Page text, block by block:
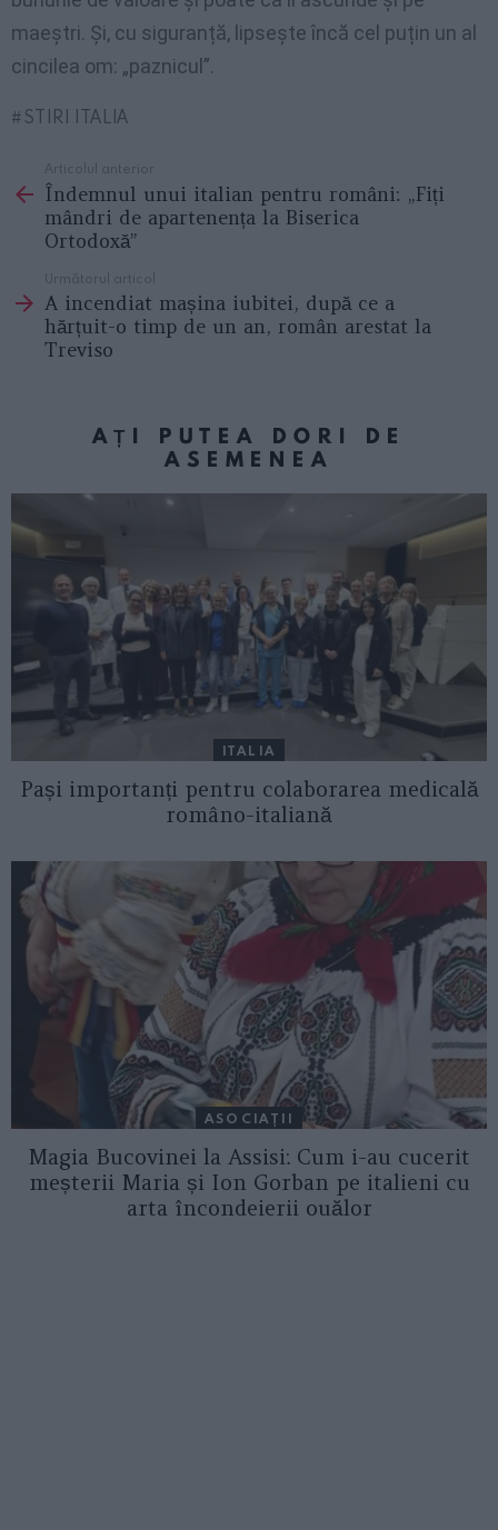
maeștri. Și, cu siguranță, lipsește încă cel puțin un al
cincilea om: „paznicul”.
STIRI ITALIA
more
Articolul anterior
Îndemnul unui italian pentru români: „Fiți
mândri de apartenența la Biserica
Ortodoxă”
Următorul articol
A incendiat mașina iubitei, după ce a
hărțuit-o timp de un an, român arestat la
Treviso
AȚI PUTEA DORI DE
ASEMENEA
ITALIA
Pași importanți pentru colaborarea medicală
româno-italiană
ASOCIAŢII
Magia Bucovinei la Assisi: Cum i-au cucerit
meșterii Maria și Ion Gorban pe italieni cu
arta încondeierii ouălor